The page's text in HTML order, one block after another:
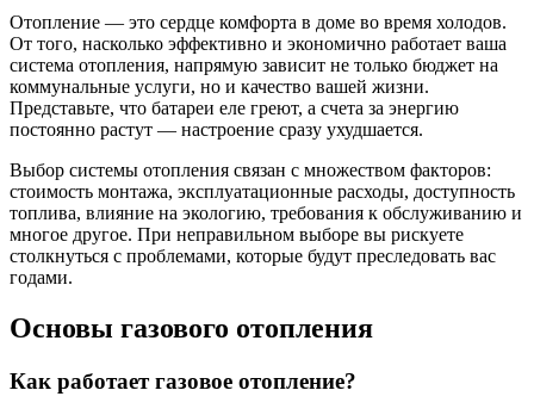
Отопление — это сердце комфорта в доме во время холодов.
От того, насколько эффективно и экономично работает ваша
система отопления, напрямую зависит не только бюджет на
коммунальные услуги, но и качество вашей жизни.
Представьте, что батареи еле греют, а счета за энергию
постоянно растут — настроение сразу ухудшается.
Выбор системы отопления связан с множеством факторов:
стоимость монтажа, эксплуатационные расходы, доступность
топлива, влияние на экологию, требования к обслуживанию и
многое другое. При неправильном выборе вы рискуете
столкнуться с проблемами, которые будут преследовать вас
годами.
Основы газового отопления
Как работает газовое отопление?